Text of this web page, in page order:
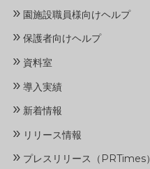
» 園施設職員様向けヘルプ
» 保護者向けヘルプ
» 資料室
» 導入実績
» 新着情報
» リリース情報
» プレスリリース（PRTimes）